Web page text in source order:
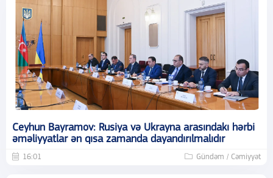
Ceyhun Bayramov: Rusiya və Ukrayna arasındakı hərbi
əməliyyatlar ən qısa zamanda dayandırılmalıdır
16:01 Gündəm / Cəmiyyət